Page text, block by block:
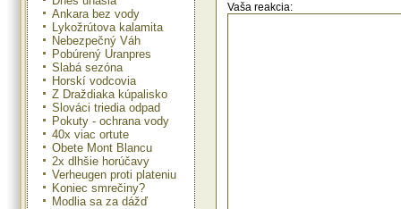
Ankara bez vody
Lykožrútova kalamita
Nebezpečný Váh
Pobúrený Uranpres
Slabá sezóna
Horskí vodcovia
Z Draždiaka kúpalisko
Slováci triedia odpad
Pokuty - ochrana vody
40x viac ortute
Obete Mont Blancu
2x dlhšie horúčavy
Verheugen proti plateniu
Koniec smrečiny?
Modlia sa za dážď
Vaša reakcia: